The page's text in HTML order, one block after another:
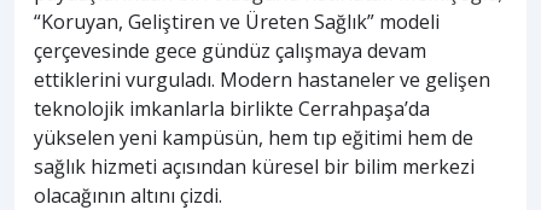
“Koruyan, Geliştiren ve Üreten Sağlık” modeli
çerçevesinde gece gündüz çalışmaya devam
ettiklerini vurguladı. Modern hastaneler ve gelişen
teknolojik imkanlarla birlikte Cerrahpaşa’da
yükselen yeni kampüsün, hem tıp eğitimi hem de
sağlık hizmeti açısından küresel bir bilim merkezi
olacağının altını çizdi.